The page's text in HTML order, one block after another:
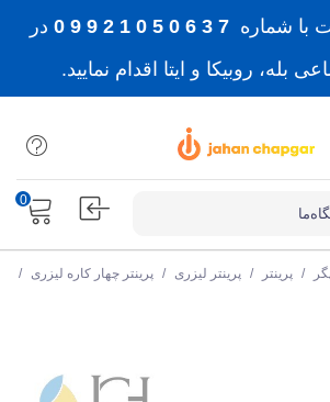
با شماره 7 3 6 0 5 0 1 2 9 9 0
در
بله، روبیکا و ایتا اقدام نمایید.
0
/ پرینتر / پرینتر لیزری / پرینتر چهار کاره لیزری /